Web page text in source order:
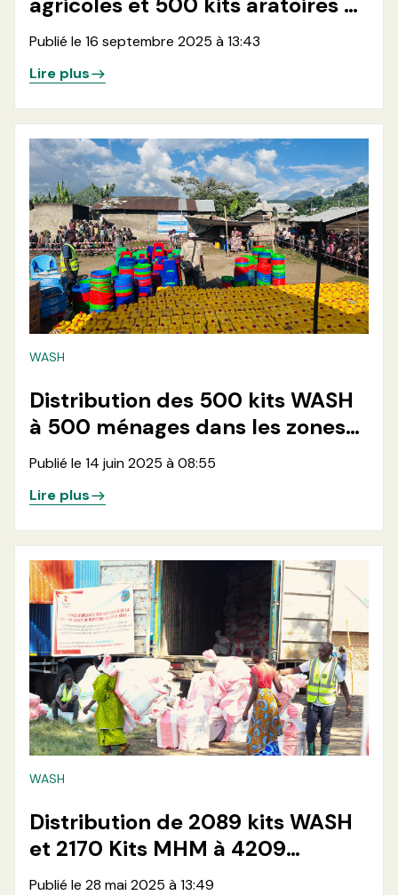
500 ménages en zone de santé
de Minova, dans les aires de
santé de Ruhunde et Karango
Publié le 16 septembre 2025 à 13:43
Lire plus
WASH
Distribution des 500 kits WASH
à 500 ménages dans les zones
de santé de Rutshuru et
Rwanguba en province du Nord-
Kivu
Publié le 14 juin 2025 à 08:55
Lire plus
WASH
Distribution de 2089 kits WASH
et 2170 Kits MHM à 4209
Menages et 500 kits agro-
Publié le 28 mai 2025 à 13:49